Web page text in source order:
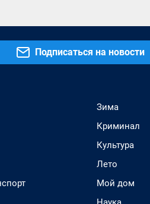
Подписаться на новости
Зима
Криминал
Культура
Лето
Мой дом